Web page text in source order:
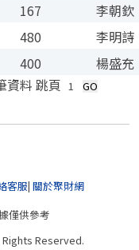
167
李朝欽
480
李明詩
400
楊盛充
資料 跳頁
客服| 關於聚財網
僅供參考
Reserved.